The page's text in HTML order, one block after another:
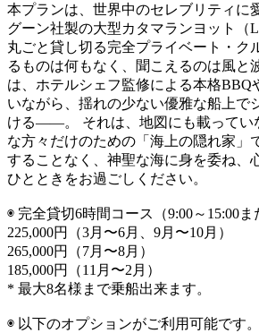
本プランは、世界中のセレブリティに
グーン社製の大型カタマランヨット（
丸ごと貸し切る完全プライベート・ク
るものは何もなく、聞こえるのは風と
は、ホテルシェフ監修による本格BBQ
いながら、揺れの少ない優雅な船上で
ける——。 それは、地図にも載ってい
な方々だけのための「海上の隠れ家」
することなく、神聖な海に身を委ね、
ひとときをお過ごしください。
◉ 完全貸切6時間コース（9:00～15:00ま
225,000円（3月〜6月、9月〜10月）
265,000円（7月〜8月）
185,000円（11月〜2月）
* 最大8名様まで乗船出来ます。
◉ 以下のオプションがご利用可能です。